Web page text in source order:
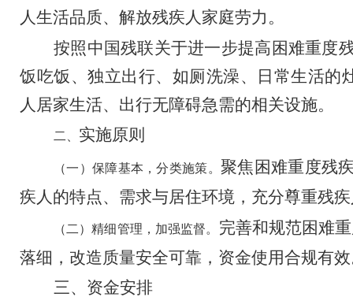
人生活品质、解放残疾人家庭劳力。
按照中国残联关于进一步提高困难重度
饭吃饭、独立出行、如厕洗澡、日常生活的
人居家生活、出行无障碍急需的相关设施。
二、 实施原则
（一）保障基本，分类施策。 聚焦困难重度残
疾人的特点、需求与居住环境，充分尊重残
（二）精细管理，加强监督。 完善和规范困难
落细，改造质量安全可靠，资金使用合规有
三、资金安排